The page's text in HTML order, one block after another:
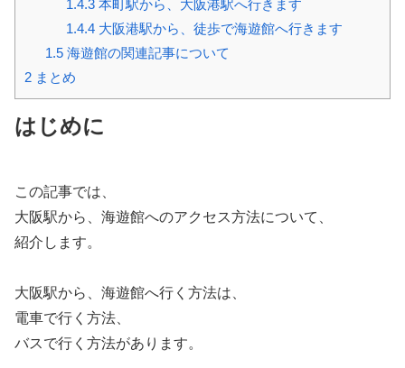
1.4.3本町駅から、大阪港駅へ行きます
1.4.4大阪港駅から、徒歩で海遊館へ行きます
1.5海遊館の関連記事について
2 まとめ
はじめに
この記事では、
大阪駅から、海遊館へのアクセス方法について、
紹介します。
大阪駅から、海遊館へ行く方法は、
電車で行く方法、
バスで行く方法があります。